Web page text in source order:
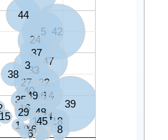
39
42
5
47
24
44
37
32
14
33
3
36
2
18
27
38
40
49
2034
48
8
23
35
7
16
4
17
29
45
1 46
96